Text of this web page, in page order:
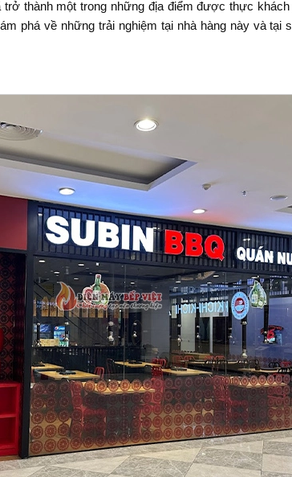
trở thành một trong những địa điểm được thực
phá về những trải nghiệm tại nhà hàng này và tại